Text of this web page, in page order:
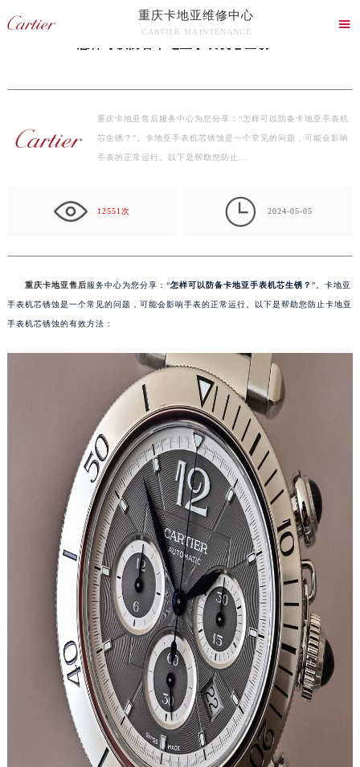
重庆卡地亚维修中心
CARTIER MAINTENANCE

重庆卡地亚售后服务中心竭诚为您服务！
当前位置： 重庆卡地亚维修服务中心>文章> 怎样可以防备卡地亚手表机芯生锈？
重庆卡地亚售后服务中心为您分享：“怎样可以防备卡地亚手表机
芯生锈？”。卡地亚手表机芯锈蚀是一个常见的问题，可能会影响
手表的正常运行。以下是帮助您防止…
12551次  2024-05-05
重庆卡地亚售后服务中心为您分享：“怎样可以防备卡地亚手表机芯生锈？ ”。卡地亚
手表机芯锈蚀是一个常见的问题，可能会影响手表的正常运行。以下是帮助您防止卡地亚
手表机芯锈蚀的有效方法：